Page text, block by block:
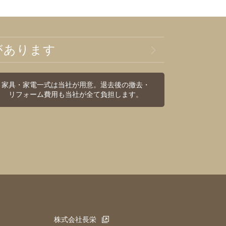
ります
家具・家電一式は当社が用意。退去後の撤去・
リフォーム費用も当社が全て負担します。
株式会社長栄